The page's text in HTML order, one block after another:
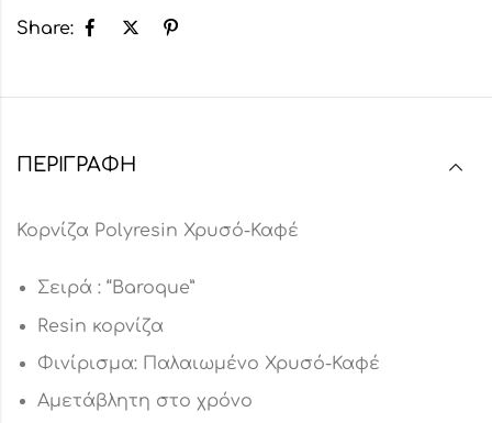
Share:
ΠΕΡΙΓΡΑΦΉ
Κορvίζα Polyresin Χρυσό-Καφέ
Σειρά : “Baroque”
Resin κορνίζα
Φινίρισμα: Παλαιωμένο Χρυσό-Καφέ
Αμετάβλητη στο χρόνο